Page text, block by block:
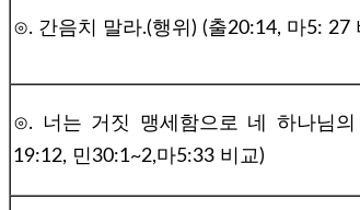
⊙. 간음치 말라.(행위) (출20:14, 마5: 27
⊙. 너는 거짓 맹세함으로 네 하나님
19:12, 민30:1~2,마5:33 비교)